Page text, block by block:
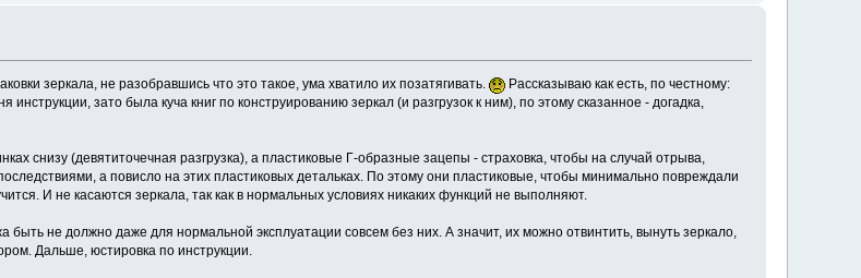
зеркала, не разобравшись что это такое, ума хватило их позатягивать.
Рассказываю как есть, по честному:
инструкции, зато была куча книг по конструированию зеркал (и разгрузок к ним), по этому сказанное - догадка,
снизу (девятиточечная разгрузка), а пластиковые Г-образные зацепы - страховка, чтобы на случай отрыва,
а повисло на этих пластиковых детальках. По этому они пластиковые, чтобы минимально повреждали
И не касаются зеркала, так как в нормальных условиях никаких функций не выполняют.
быть не должно даже для нормальной эксплуатации совсем без них. А значит, их можно отвинтить, вынуть зеркало,
Дальше, юстировка по инструкции.